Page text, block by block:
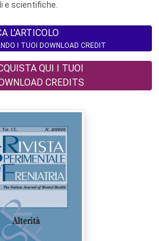
e scientifiche.
L'ARTICOLO
I TUOI DOWNLOAD CREDIT
QUI I TUOI
CREDITS